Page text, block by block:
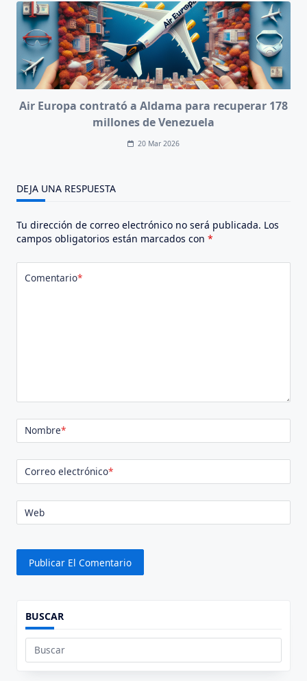
Air Europa contrató a Aldama para recuperar 178
millones de Venezuela
20 Mar 2026
DEJA UNA RESPUESTA
Tu dirección de correo electrónico no será publicada. Los
campos obligatorios están marcados con *
Comentario*
Nombre*
Correo electrónico*
Web
BUSCAR
Buscar: